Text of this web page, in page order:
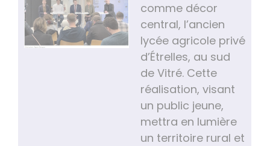
comme décor
central, l’ancien
lycée agricole privé
d’Étrelles, au sud
de Vitré. Cette
réalisation, visant
un public jeune,
mettra en lumière
un territoire rural et